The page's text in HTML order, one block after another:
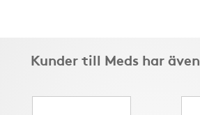
Kunder till Meds har